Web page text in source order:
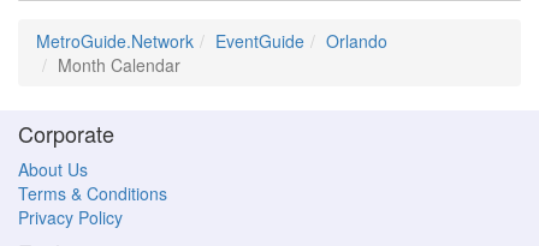
MetroGuide.Network EventGuide
Orlando
Month Calendar
Corporate
About Us
Terms & Conditions
Privacy Policy